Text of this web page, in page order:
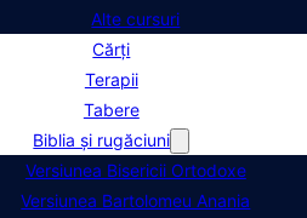
Alte cursuri
Cărți
Terapii
Tabere
Biblia şi rugăciuni
Versiunea Bisericii Ortodoxe
Versiunea Bartolomeu Anania